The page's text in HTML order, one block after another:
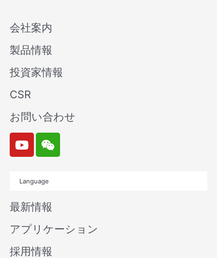
会社案内
製品情報
投資家情報
CSR
お問い合わせ
Y
o
u
b
e
W
e
i
n
Language
最新情報
アプリケーション
採用情報